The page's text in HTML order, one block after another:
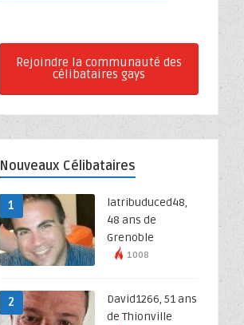
Rejoindre la communauté des
célibataires gays
Nouveaux Célibataires
1
latribuduced48,
48 ans de
Grenoble
1008
2
David1266, 51 ans
de Thionville